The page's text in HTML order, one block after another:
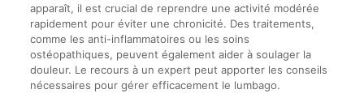
apparaît, il est crucial de reprendre une activité modérée
rapidement pour éviter une chronicité. Des traitements,
comme les anti-inflammatoires ou les soins
ostéopathiques, peuvent également aider à soulager la
douleur. Le recours à un expert peut apporter les conseils
nécessaires pour gérer efficacement le lumbago.